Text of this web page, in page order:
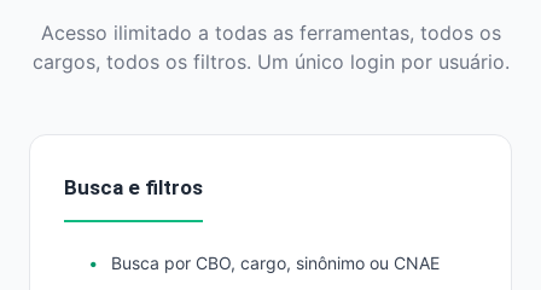
Acesso ilimitado a todas as ferramentas, todos os
cargos, todos os filtros. Um único login por usuário.
Busca e filtros
Busca por CBO, cargo, sinônimo ou CNAE